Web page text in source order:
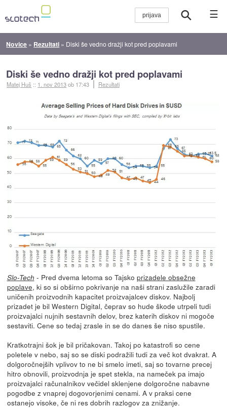
☰
Novice » Rezultati » Diski še vedno dražji kot pred poplavami
Diski še vedno dražji kot pred poplavami
Matej Huš :: 1. nov 2013ob 17:43 Rezultati
Slo-Tech - Pred dvema letoma so Tajsko prizadele obsežne
poplave, ki so si obširno pokrivanje na naši strani zaslužile zaradi
uničenih proizvodnih kapacitet proizvajalcev diskov. Najbolj
prizadet je bil Western Digital, čeprav so hude škode utrpeli tudi
proizvajalci nujnih sestavnih delov, brez katerih diskov ni mogoče
sestaviti. Cene so tedaj zrasle in se do danes še niso spustile.
Kratkotrajni šok je bil pričakovan. Takoj po katastrofi so cene
poletele v nebo, saj so se diski podražili tudi za več kot dvakrat. A
dolgoročnejših vplivov to ne bi smelo imeti, saj so tovarne precej
hitro obnovili, proizvodnja je spet stekla, na nameček pa imajo
proizvajalci računalnikov večidel sklenjene dolgoročne nabavne
pogodbe z vnaprej dogovorjenimi cenami. A v praksi cene
ostanejo visoke, če ni res dobrih razlogov za znižanje.